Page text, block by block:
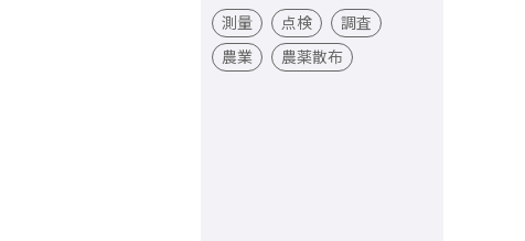
測量 点検
調査
農業
農薬散布